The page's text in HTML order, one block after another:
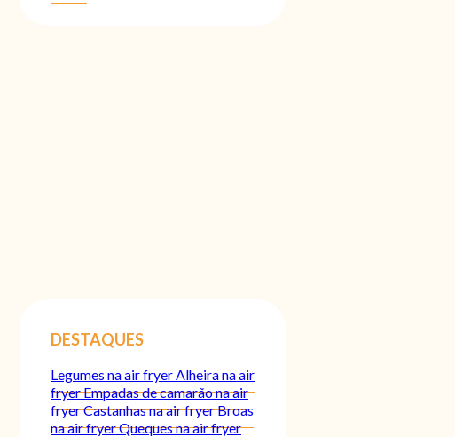
DESTAQUES
Legumes na air fryerAlheira na air
fryerEmpadas de camarão na air
fryerCastanhas na air fryerBroas
na air fryerQueques na air fryer